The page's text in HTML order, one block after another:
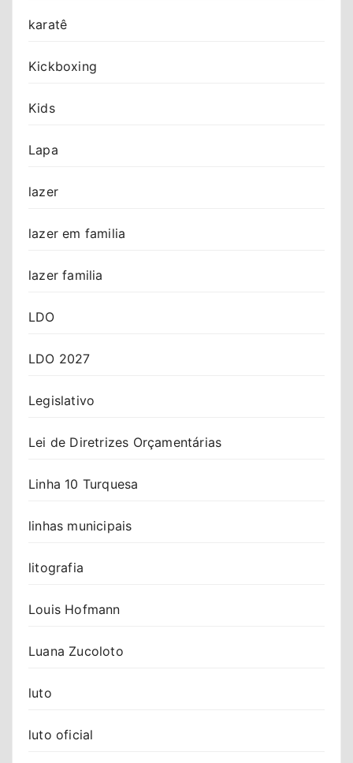
karatê
Kickboxing
Kids
Lapa
lazer
lazer em familia
lazer familia
LDO
LDO 2027
Legislativo
Lei de Diretrizes Orçamentárias
Linha 10 Turquesa
linhas municipais
litografia
Louis Hofmann
Luana Zucoloto
luto
luto oficial